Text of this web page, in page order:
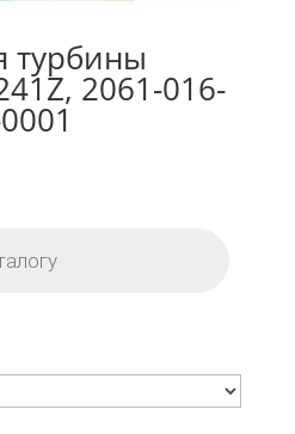
турбины
2061-016-